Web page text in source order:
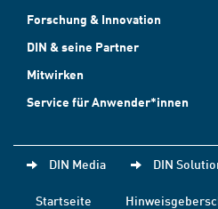
Forschung & Innovation
DIN & seine Partner
Mitwirken
Service für Anwender*innen
DIN Media DIN
Startseite